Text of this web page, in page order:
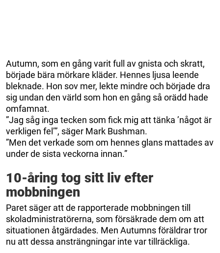
Autumn, som en gång varit full av gnista och skratt,
började bära mörkare kläder. Hennes ljusa leende
bleknade. Hon sov mer, lekte mindre och började dra
sig undan den värld som hon en gång så orädd hade
omfamnat.
”Jag såg inga tecken som fick mig att tänka ’något är
verkligen fel’”, säger Mark Bushman.
”Men det verkade som om hennes glans mattades av
under de sista veckorna innan.”
10-åring tog sitt liv efter
mobbningen
Paret säger att de rapporterade mobbningen till
skoladministratörerna, som försäkrade dem om att
situationen åtgärdades. Men Autumns föräldrar tror
nu att dessa ansträngningar inte var tillräckliga.